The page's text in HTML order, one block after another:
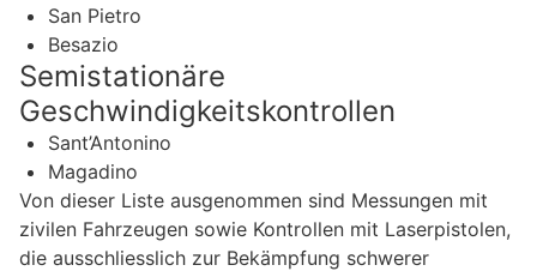
San Pietro
Besazio
Semistationäre
Geschwindigkeitskontrollen
Sant’Antonino
Magadino
Von dieser Liste ausgenommen sind Messungen mit
zivilen Fahrzeugen sowie Kontrollen mit Laserpistolen,
die ausschliesslich zur Bekämpfung schwerer